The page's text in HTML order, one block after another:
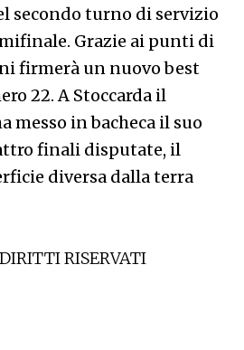
secondo turno di servizio
Grazie ai punti di
firmerà un nuovo best
22. A Stoccarda il
messo in bacheca il suo
finali disputate, il
diversa dalla terra
RISERVATI